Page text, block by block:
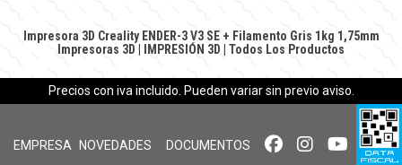
Impresora 3D Creality ENDER-3 V3 SE + Filamento Gris 1kg 1,75mm
Impresoras 3D | IMPRESIÓN 3D | Todos Los Productos
Precios con iva incluido. Pueden variar sin previo aviso.
EMPRESA NOVEDADES DOCUMENTOS